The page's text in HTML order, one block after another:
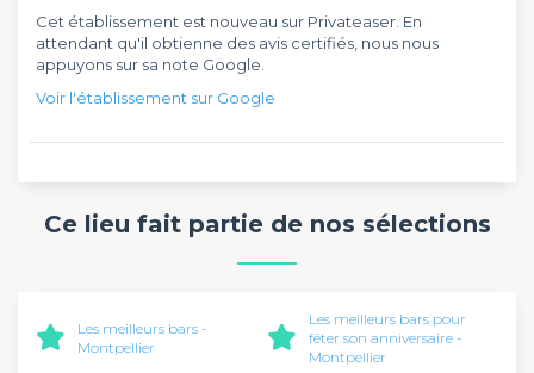
Cet établissement est nouveau sur Privateaser. En
attendant qu'il obtienne des avis certifiés, nous nous
appuyons sur sa note Google.
Voir l'établissement sur Google
Ce lieu fait partie de nos sélections
Les meilleurs bars -
Montpellier
Les meilleurs bars pour
fêter son anniversaire -
Montpellier